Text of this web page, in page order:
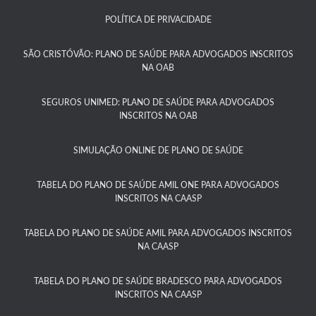
POLÍTICA DE PRIVACIDADE
SÃO CRISTÓVÃO: PLANO DE SAÚDE PARA ADVOGADOS INSCRITOS
NA OAB
SEGUROS UNIMED: PLANO DE SAÚDE PARA ADVOGADOS
INSCRITOS NA OAB
SIMULAÇÃO ONLINE DE PLANO DE SAÚDE
TABELA DO PLANO DE SAÚDE AMIL ONE PARA ADVOGADOS
INSCRITOS NA CAASP​
TABELA DO PLANO DE SAÚDE AMIL PARA ADVOGADOS INSCRITOS
NA CAASP​
TABELA DO PLANO DE SAÚDE BRADESCO PARA ADVOGADOS
INSCRITOS NA CAASP​